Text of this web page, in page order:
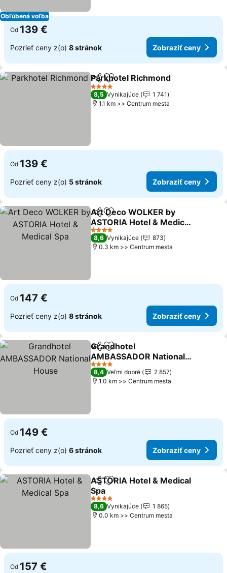
Obľúbená voľba
Od 139 €
Pozrieť ceny z(o) 8 stránok Zobraziť ceny
ZdieľaťPridať do obľúbených
Parkhotel Richmond
4 Počet hviezdičiek
8,5 Vynikajúce
1 741
1.1 km >> Centrum mesta
Od 139 €
Pozrieť ceny z(o) 5 stránok Zobraziť ceny
ZdieľaťPridať do obľúbených
Art Deco WOLKER by
ASTORIA Hotel & Medical
Spa
4 Počet hviezdičiek
8,6 Vynikajúce
873
0.3 km >> Centrum mesta
Od 147 €
Pozrieť ceny z(o) 8 stránok Zobraziť ceny
ZdieľaťPridať do obľúbených
Grandhotel
AMBASSADOR National
House
4 Počet hviezdičiek
8,4 Veľmi dobré
2 857
1.0 km >> Centrum mesta
Od 149 €
Pozrieť ceny z(o) 6 stránok Zobraziť ceny
ZdieľaťPridať do obľúbených
ASTORIA Hotel & Medical
Spa
4 Počet hviezdičiek
8,6 Vynikajúce
1 865
0.0 km >> Centrum mesta
Od 157 €